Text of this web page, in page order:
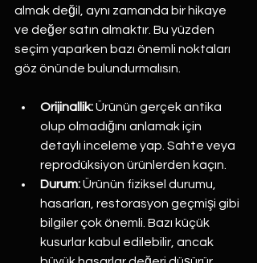
almak değil, aynı zamanda bir hikaye
ve değer satın almaktır. Bu yüzden
seçim yaparken bazı önemli noktaları
göz önünde bulundurmalısın.
Orijinallik: Ürünün gerçek antika
olup olmadığını anlamak için
detaylı inceleme yap. Sahte veya
reprodüksiyon ürünlerden kaçın.
Durum: Ürünün fiziksel durumu,
hasarları, restorasyon geçmişi gibi
bilgiler çok önemli. Bazı küçük
kusurlar kabul edilebilir, ancak